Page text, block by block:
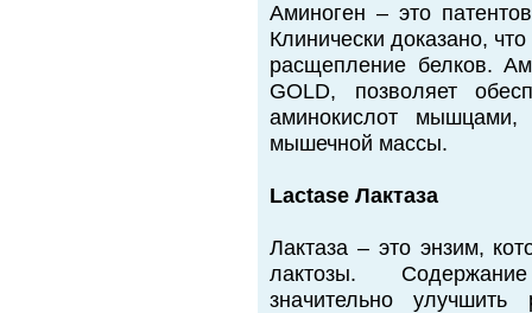
Аминоген – это
Клинически доказано,
расщепление белков.
GOLD, позволяет
аминокислот
мышечной массы.
Lactase Лактаза
Лактаза – это энзим,
лактозы.
значительно